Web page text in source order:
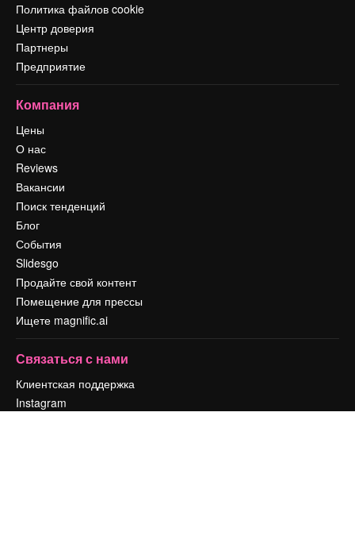
Политика файлов cookie
Центр доверия
Партнеры
Предприятие
Компания
Цены
О нас
Reviews
Вакансии
Поиск тенденций
Блог
События
Slidesgo
Продайте свой контент
Помещение для прессы
Ищете magnific.ai
Связаться с нами
Клиентская поддержка
Instagram